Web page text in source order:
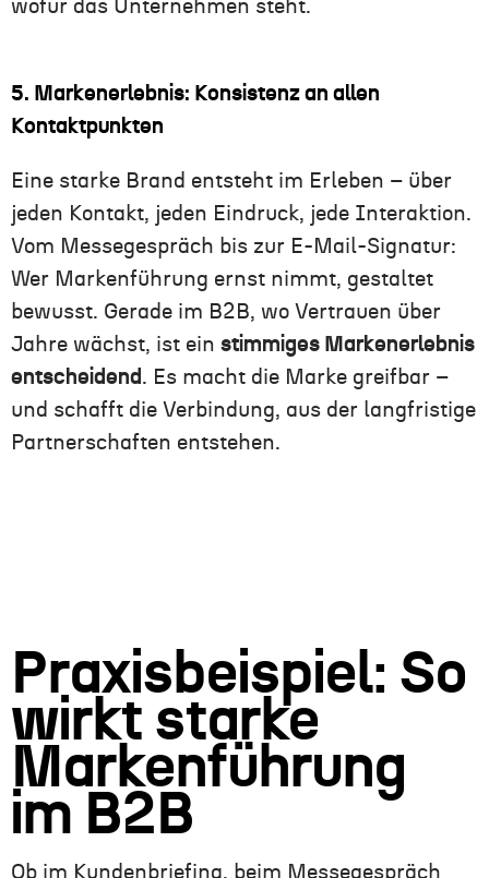
wofür das Unternehmen steht.
5. Markenerlebnis: Konsistenz an allen
Kontaktpunkten
Eine starke Brand entsteht im Erleben – über
jeden Kontakt, jeden Eindruck, jede Interaktion.
Vom Messegespräch bis zur E-Mail-Signatur:
Wer Markenführung ernst nimmt, gestaltet
bewusst. Gerade im B2B, wo Vertrauen über
Jahre wächst, ist ein stimmiges Markenerlebnis
entscheidend . Es macht die Marke greifbar –
und schafft die Verbindung, aus der langfristige
Partnerschaften entstehen.
Praxisbeispiel: So
wirkt starke
Markenführung
im B2B
Ob im Kundenbriefing, beim Messegespräch